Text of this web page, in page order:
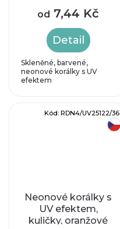
fialové
od 7,44 Kč
Detail
Skleněné, barvené,
neonové korálky s UV
efektem
Neonové korálky s
UV efektem,
kuličky, oranžové
Kód: RDN4/UV25122/36